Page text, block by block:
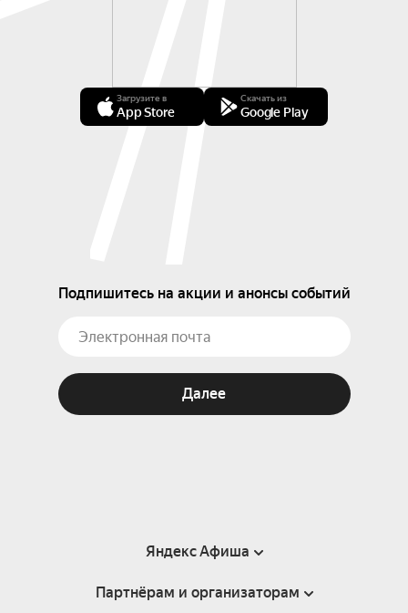
Загрузите в
App Store
Скачать из
Google Play
Подпишитесь на акции и анонсы событий
Далее
Яндекс Афиша
Справка
Партнёрам и организаторам